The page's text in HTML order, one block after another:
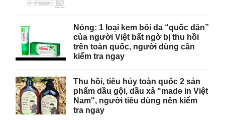
Nóng: 1 loại kem bôi da “quốc dân”
của người Việt bất ngờ bị thu hồi
trên toàn quốc, người dùng cần
kiểm tra ngay
Thu hồi, tiêu hủy toàn quốc 2 sản
phẩm dầu gội, dầu xả "made in Việt
Nam", người tiêu dùng nên kiểm
tra ngay